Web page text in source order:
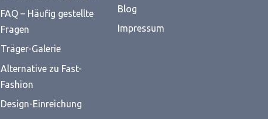
FAQ – Häufig gestellte
Fragen
Träger-Galerie
Alternative zu Fast-
Fashion
Design-Einreichung
Blog
Impressum